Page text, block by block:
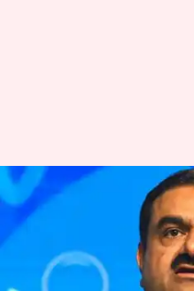
அதானி
சதவீதம்
எழுதியவர் Siranjeevi Feb 07,